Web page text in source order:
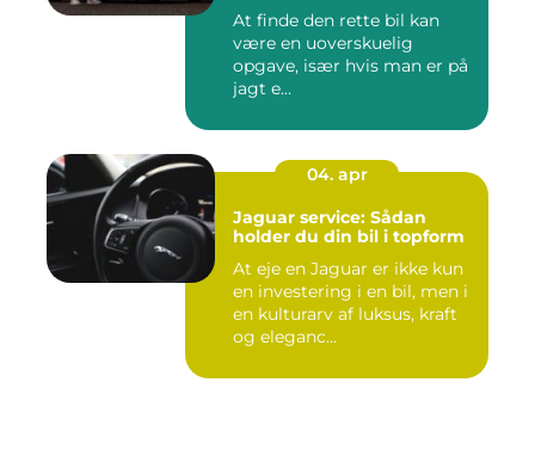
At finde den rette bil kan
være en uoverskuelig
opgave, især hvis man er på
jagt e...
04. apr
Jaguar service: Sådan
holder du din bil i topform
At eje en Jaguar er ikke kun
en investering i en bil, men i
en kulturarv af luksus, kraft
og eleganc...